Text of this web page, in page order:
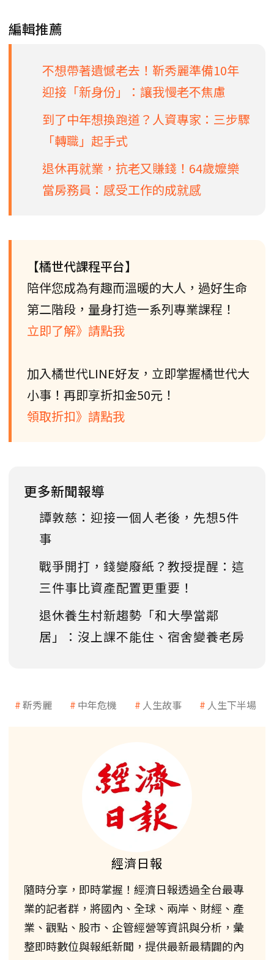
編輯推薦
不想帶著遺憾老去！靳秀麗準備10年
迎接「新身份」：讓我慢老不焦慮
到了中年想換跑道？人資專家：三步驟
「轉職」起手式
退休再就業，抗老又賺錢！64歲嬤樂
當房務員：感受工作的成就感
【橘世代課程平台】
陪伴您成為有趣而溫暖的大人，過好生命
第二階段，量身打造一系列專業課程！
立即了解》請點我
加入橘世代LINE好友，立即掌握橘世代大
小事！再即享折扣金50元！
領取折扣》請點我
更多新聞報導
譚敦慈：迎接一個人老後，先想5件
事
戰爭開打，錢變廢紙？教授提醒：這
三件事比資產配置更重要！
退休養生村新趨勢「和大學當鄰
居」：沒上課不能住、宿舍變養老房
靳秀麗 中年危機 人生故事 人生下半場
經濟日報
隨時分享，即時掌握！經濟日報透過全台最專
業的記者群，將國內、全球、兩岸、財經、產
業、觀點、股市、企管經營等資訊與分析，彙
整即時數位與報紙新聞，提供最新最精闢的內